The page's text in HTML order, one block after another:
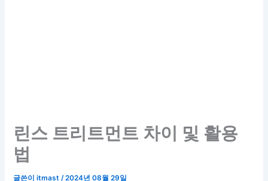
린스 트리트먼트 차이 및 활용
법
글쓴이itmast/2024년 08월 29일